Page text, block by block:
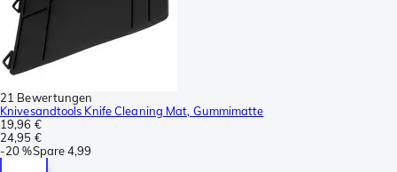
21 Bewertungen
Knivesandtools Knife Cleaning Mat, Gummimatte
19,96 €
24,95 €
-20 %Spare4,99